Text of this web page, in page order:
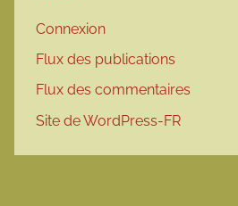
Connexion
Flux des publications
Flux des commentaires
Site de WordPress-FR